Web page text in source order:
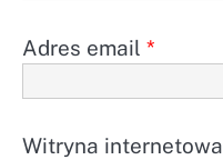
Adres email *
Witryna internetowa